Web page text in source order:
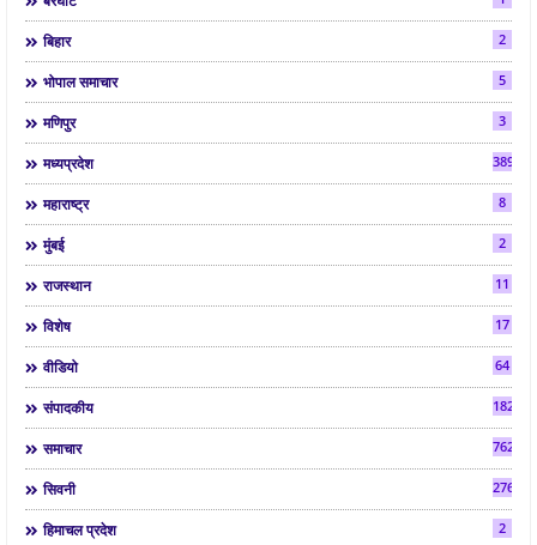
बिहार 2
भोपाल समाचार 5
मणिपुर 3
मध्यप्रदेश 3892
महाराष्ट्र 8
मुंबई 2
राजस्थान 11
विशेष 17
वीडियो 64
संपादकीय 182
समाचार 7624
सिवनी 2763
हिमाचल प्रदेश 2